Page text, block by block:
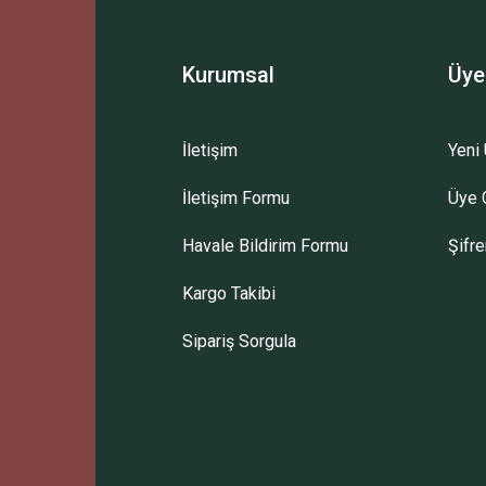
Gönder
Kurumsal
İletişim
İletişim Formu
Havale Bildirim Formu
Kargo Takibi
Sipariş Sorgula
Yeni
Üye